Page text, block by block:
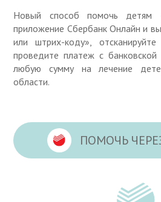
Новый способ помочь детям
приложение Сбербанк Онлайн и
или штрих-коду»,
проведите платеж с
любую сумму на лечение
области.
ПОМОЧЬ